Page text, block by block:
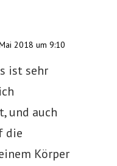
2018 um 9:10
ist sehr
und auch
die
Körper